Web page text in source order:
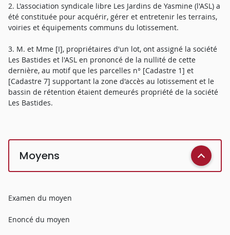
2. L'association syndicale libre Les Jardins de Yasmine (l'ASL) a
été constituée pour acquérir, gérer et entretenir les terrains,
voiries et équipements communs du lotissement.
3. M. et Mme [I], propriétaires d'un lot, ont assigné la société
Les Bastides et l'ASL en prononcé de la nullité de cette
dernière, au motif que les parcelles n° [Cadastre 1] et
[Cadastre 7] supportant la zone d'accès au lotissement et le
bassin de rétention étaient demeurés propriété de la société
Les Bastides.
Moyens
Examen du moyen
Enoncé du moyen